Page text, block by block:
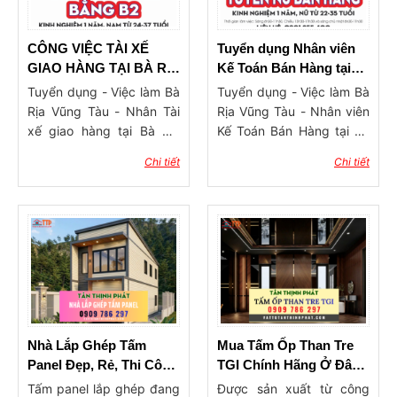
trợ tốt là vô cùng quan
trọng. Tại Bà Rịa Vũng
Tàu, nhiều chủ thầu, kiến
trúc sư và cả khách hàng
cá nhân đang dần chuyển
sang mua hàng trực tiếp
tại các tổng kho vật tư nội
trung gian. Điều này
không chỉ giúp tiết kiệm
chi phí mà còn đảm bảo
nguồn hàng ổn định, mẫu
mã luôn cập nhật theo xu
hướng. Trong bài viết này,
chúng tôi sẽ giới thiệu đến
bạn địa chỉ tổng kho vật
tư trang trí nội thất Bà Rịa
Vũng Tàu uy tín, chuyên
cung cấp đầy đủ các
CÔNG VIỆC TÀI XẾ
GIAO HÀNG TẠI BÀ RỊA
VŨNG TÀU
Tuyển dụng - Việc làm Bà
Rịa Vũng Tàu - Nhân Tài
xế giao hàng tại Bà Rịa
Chi tiết
Tuyển dụng Nhân viên
Kế Toán Bán Hàng tại
Bà Rịa
Tuyển dụng - Việc làm Bà
Rịa Vũng Tàu - Nhân viên
Kế Toán Bán Hàng tại Bà
Chi tiết
Nhà Lắp Ghép Tấm
Panel Đẹp, Rẻ, Thi Công
Nhanh
Tấm panel lắp ghép đang
Mua Tấm Ốp Than Tre
TGI Chính Hãng Ở Đâu
Tại Bà Rịa Vũng Tàu
Được sản xuất từ công